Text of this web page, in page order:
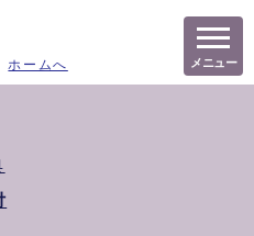
ホームへ メニュー